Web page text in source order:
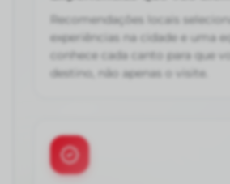
Recomendações locais
experiências na cidade e uma
conhece cada canto para que
destino, não apenas o visite.